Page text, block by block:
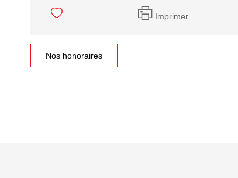
Imprimer
Nos honoraires